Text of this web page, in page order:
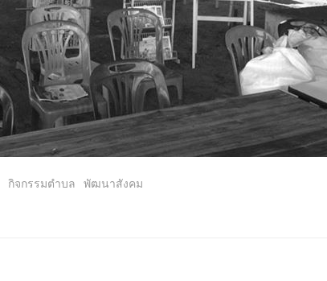
กิจกรรมตำบล พัฒนาสังคม